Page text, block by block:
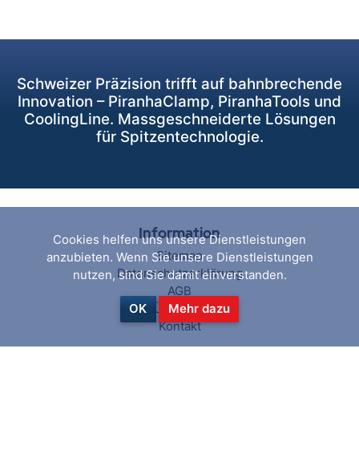
Schweizer Präzision trifft auf bahnbrechende
Innovation – PiranhaClamp, PiranhaTools und
CoolingLine. Massgeschneiderte Lösungen
für Spitzentechnologie.
Information
Sitemap
Datenschutzerklärung
AGB
Über uns
Kontakt
Cookies helfen uns unsere Dienstleistungen
anzubieten. Wenn Sie unsere Dienstleistungen
nutzen, sind Sie damit einverstanden.
OK Mehr dazu